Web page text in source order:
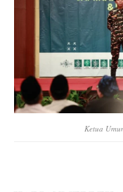
Ketua